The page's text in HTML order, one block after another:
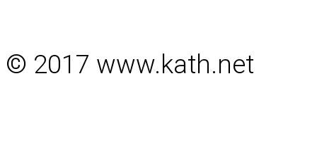
© 2017 www.kath.net